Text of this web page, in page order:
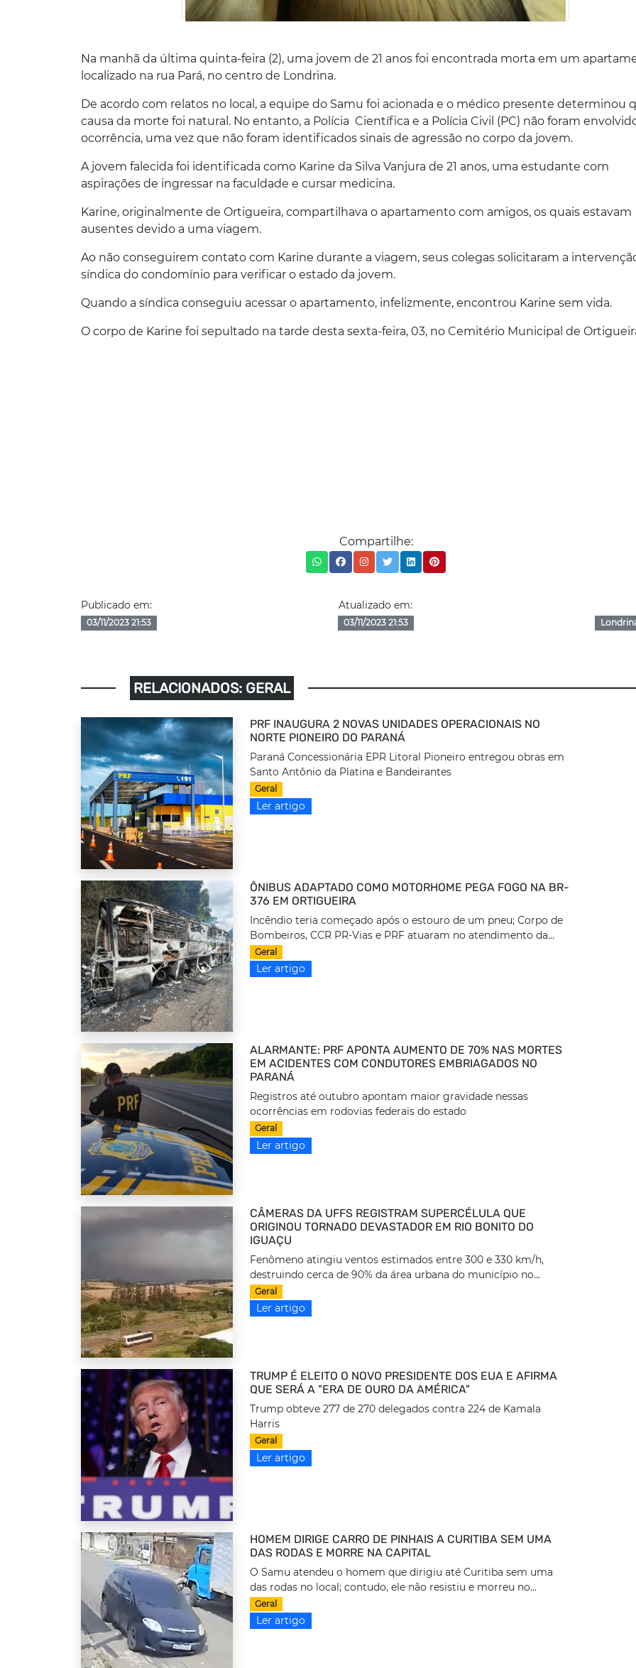
Na manhã da última quinta-feira (2), uma jovem de 21 anos foi encontrada morta em um
localizado na rua Pará, no centro de Londrina.
De acordo com relatos no local, a equipe do Samu foi acionada e o médico presente determinou
causa da morte foi natural. No entanto, a Polícia Científica e a Polícia Civil (PC) não foram
ocorrência, uma vez que não foram identificados sinais de agressão no corpo da jovem.
A jovem falecida foi identificada como Karine da Silva Vanjura de 21 anos, uma estudante com
aspirações de ingressar na faculdade e cursar medicina.
Karine, originalmente de Ortigueira, compartilhava o apartamento com amigos, os quais estavam
ausentes devido a uma viagem.
Ao não conseguirem contato com Karine durante a viagem, seus colegas solicitaram a
síndica do condomínio para verificar o estado da jovem.
Quando a síndica conseguiu acessar o apartamento, infelizmente, encontrou Karine sem vida.
O corpo de Karine foi sepultado na tarde desta sexta-feira, 03, no Cemitério Municipal de
Compartilhe:
Publicado em:
03/11/2023 21:53
Atualizado em:
03/11/2023 21:53
RELACIONADOS: GERAL
PRF INAUGURA 2 NOVAS UNIDADES OPERACIONAIS NO
NORTE PIONEIRO DO PARANÁ
Paraná Concessionária EPR Litoral Pioneiro entregou obras em
Santo Antônio da Platina e Bandeirantes
Geral
Ler artigo
ÔNIBUS ADAPTADO COMO MOTORHOME PEGA FOGO NA BR-
376 EM ORTIGUEIRA
Incêndio teria começado após o estouro de um pneu; Corpo de
Bombeiros, CCR PR-Vias e PRF atuaram no atendimento da...
Geral
Ler artigo
ALARMANTE: PRF APONTA AUMENTO DE 70% NAS MORTES
EM ACIDENTES COM CONDUTORES EMBRIAGADOS NO
PARANÁ
Registros até outubro apontam maior gravidade nessas
ocorrências em rodovias federais do estado
Geral
Ler artigo
CÂMERAS DA UFFS REGISTRAM SUPERCÉLULA QUE
ORIGINOU TORNADO DEVASTADOR EM RIO BONITO DO
IGUAÇU
Fenômeno atingiu ventos estimados entre 300 e 330 km/h,
destruindo cerca de 90% da área urbana do município no...
Geral
Ler artigo
TRUMP É ELEITO O NOVO PRESIDENTE DOS EUA E AFIRMA
QUE SERÁ A "ERA DE OURO DA AMÉRICA"
Trump obteve 277 de 270 delegados contra 224 de Kamala
Harris
Geral
Ler artigo
HOMEM DIRIGE CARRO DE PINHAIS A CURITIBA SEM UMA
DAS RODAS E MORRE NA CAPITAL
O Samu atendeu o homem que dirigiu até Curitiba sem uma
das rodas no local; contudo, ele não resistiu e morreu no...
Geral
Ler artigo